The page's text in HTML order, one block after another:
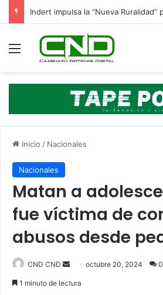
Menú
Inicio / Nacionales
Nacionales
Matan a
fue víctima de
abusos desde
CND CND
Sendoctubre 20, 2024 0
1 minuto de lectura